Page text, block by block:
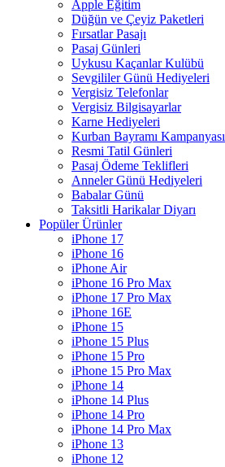
Apple Eğitim
Düğün ve Çeyiz Paketleri
Fırsatlar Pasajı
Pasaj Günleri
Uykusu Kaçanlar Kulübü
Sevgililer Günü Hediyeleri
Vergisiz Telefonlar
Vergisiz Bilgisayarlar
Karne Hediyeleri
Kurban Bayramı Kampanyası
Resmi Tatil Günleri
Pasaj Ödeme Teklifleri
Anneler Günü Hediyeleri
Babalar Günü
Taksitli Harikalar Diyarı
Popüler Ürünler
iPhone 17
iPhone 16
iPhone Air
iPhone 16 Pro Max
iPhone 17 Pro Max
iPhone 16E
iPhone 15
iPhone 15 Plus
iPhone 15 Pro
iPhone 15 Pro Max
iPhone 14
iPhone 14 Plus
iPhone 14 Pro
iPhone 14 Pro Max
iPhone 13
iPhone 12